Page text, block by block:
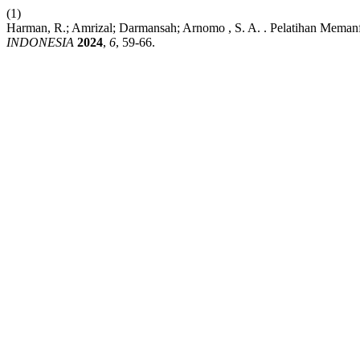
(1)
Harman, R.; Amrizal; Darmansah; Arnomo , S. A. . Pelatihan
INDONESIA 2024, 6, 59-66.